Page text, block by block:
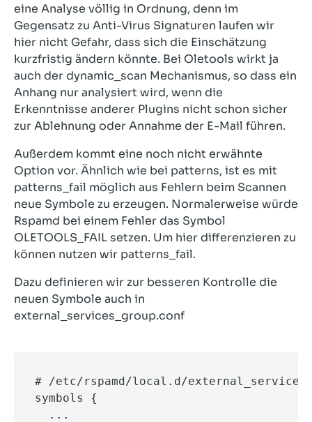
eine Analyse völlig in Ordnung, denn im
Gegensatz zu Anti-Virus Signaturen laufen wir
hier nicht Gefahr, dass sich die Einschätzung
kurzfristig ändern könnte. Bei Oletools wirkt ja
auch der dynamic_scan Mechanismus, so dass ein
Anhang nur analysiert wird, wenn die
Erkenntnisse anderer Plugins nicht schon sicher
zur Ablehnung oder Annahme der E-Mail führen.
Außerdem kommt eine noch nicht erwähnte
Option vor. Ähnlich wie bei patterns, ist es mit
patterns_fail möglich aus Fehlern beim Scannen
neue Symbole zu erzeugen. Normalerweise würde
Rspamd bei einem Fehler das Symbol
OLETOOLS_FAIL setzen. Um hier differenzieren zu
können nutzen wir patterns_fail.
Dazu definieren wir zur besseren Kontrolle die
neuen Symbole auch in
external_services_group.conf
# /etc/rspamd/local.d/
symbols {
  ...